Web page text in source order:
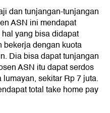
dan tunjangan-tunjangan
ASN ini mendapat
yang bisa didapat
bekerja dengan kuota
Dia bisa dapat tunjangan
ASN itu dapat serdos
sekitar Rp 7 juta.
total take home pay